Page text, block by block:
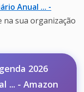
Anual ... -
na sua organização
2026
... - Amazon